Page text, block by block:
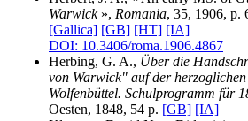
Warwick», Romania, 35, 1906, p.
[Gallica] [GB] [HT] [IA]
DOI: 10.3406/roma.1906.4867
Herbing, G. A., Über die
von Warwick" auf der
Wolfenbüttel. Schulprogramm für
Oesten, 1848, 54 p. [GB] [IA]